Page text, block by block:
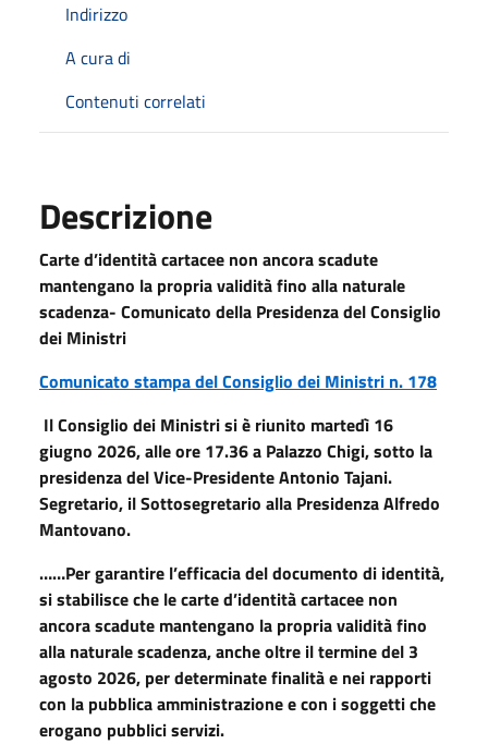
Indirizzo
A cura di
Contenuti correlati
Descrizione
Carte d’identità cartacee non ancora scadute
mantengano la propria validità fino alla naturale
scadenza- Comunicato della Presidenza del Consiglio
dei Ministri
Comunicato stampa del Consiglio dei Ministri n. 178
Il Consiglio dei Ministri si è riunito martedì 16
giugno 2026, alle ore 17.36 a Palazzo Chigi, sotto la
presidenza del Vice-Presidente Antonio Tajani.
Segretario, il Sottosegretario alla Presidenza Alfredo
Mantovano.
……Per garantire l’efficacia del documento di identità,
si stabilisce che le carte d’identità cartacee non
ancora scadute mantengano la propria validità fino
alla naturale scadenza, anche oltre il termine del 3
agosto 2026, per determinate finalità e nei rapporti
con la pubblica amministrazione e con i soggetti che
erogano pubblici servizi.